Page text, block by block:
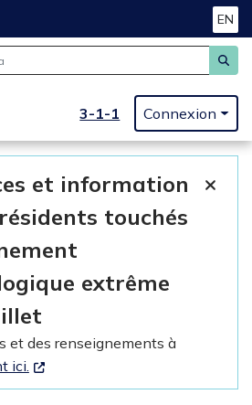
EN
3-1-1 Connexion
et information
touchés
extrême
et des renseignements à
ici.